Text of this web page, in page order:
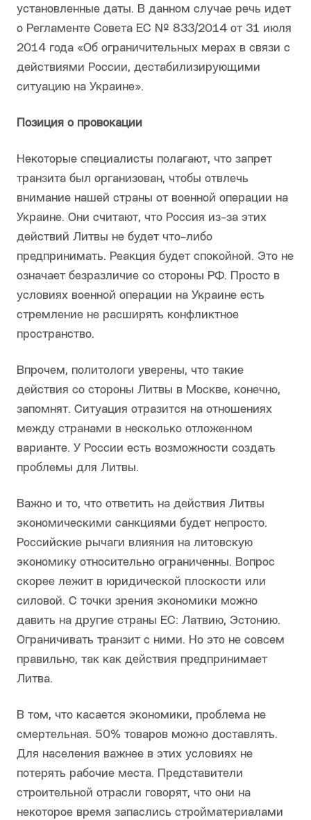
установленные даты. В данном случае речь идет
о Регламенте Совета ЕС № 833/2014 от 31 июля
2014 года «Об ограничительных мерах в связи с
действиями России, дестабилизирующими
ситуацию на Украине».
Позиция о провокации
Некоторые специалисты полагают, что запрет
транзита был организован, чтобы отвлечь
внимание нашей страны от военной операции на
Украине. Они считают, что Россия из-за этих
действий Литвы не будет что-либо
предпринимать. Реакция будет спокойной. Это не
означает безразличие со стороны РФ. Просто в
условиях военной операции на Украине есть
стремление не расширять конфликтное
пространство.
Впрочем, политологи уверены, что такие
действия со стороны Литвы в Москве, конечно,
запомнят. Ситуация отразится на отношениях
между странами в несколько отложенном
варианте. У России есть возможности создать
проблемы для Литвы.
Важно и то, что ответить на действия Литвы
экономическими санкциями будет непросто.
Российские рычаги влияния на литовскую
экономику относительно ограниченны. Вопрос
скорее лежит в юридической плоскости или
силовой. С точки зрения экономики можно
давить на другие страны ЕС: Латвию, Эстонию.
Ограничивать транзит с ними. Но это не совсем
правильно, так как действия предпринимает
Литва.
В том, что касается экономики, проблема не
смертельная. 50% товаров можно доставлять.
Для населения важнее в этих условиях не
потерять рабочие места. Представители
строительной отрасли говорят, что они на
некоторое время запаслись стройматериалами